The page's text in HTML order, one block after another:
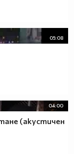
05:08
04:00
(акустичен